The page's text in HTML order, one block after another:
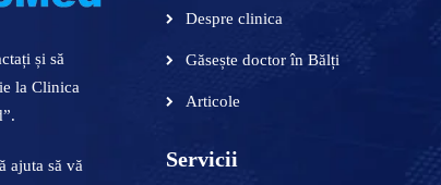
și să
la Clinica
ajuta să vă
Despre clinica
Găsește doctor în Bălți
Articole
Servicii